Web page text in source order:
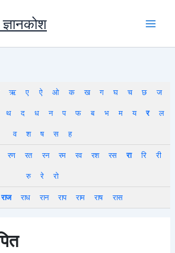
ऋ ए ऐ ओ क ख ग घ च छ
ज
थ द ध न प फ ब भ म य र
ल
व
श ष स
ह
रण रत रन रम रव रश रस रा रि
री
रु
रे
रो
राज राध रान राप राम राष रास